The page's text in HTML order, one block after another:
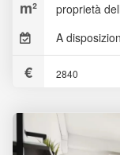
proprietà
A
2840